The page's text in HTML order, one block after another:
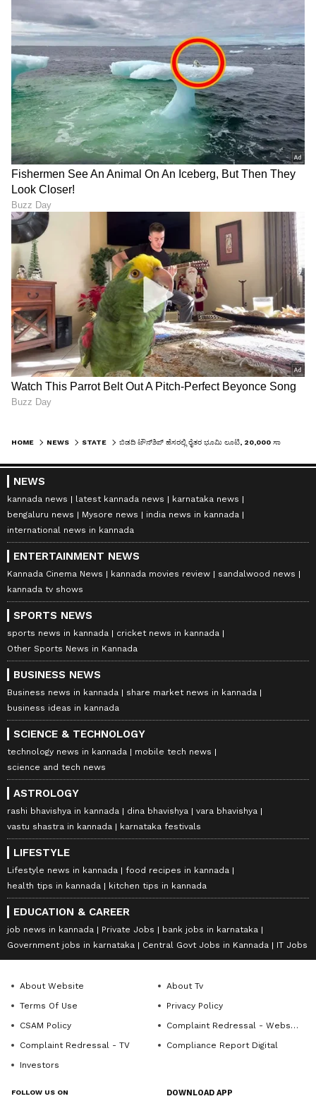
LATEST VIDEOS
"ರಾಜಕೀಯ ಬೇಡ, ಸಿನಿಮಾನೇ ಪ್ರಾಣ":
ಕನಕೋತ್ಸವದಲ್ಲಿ ರಿಷಬ್ ಶೆಟ್ಟಿ | Rishab
Shetty speech | Suvarna News
ಶೇ.50 ರಿಂದ ಶೇ.18 ಕ್ಕೆ TAX ಇಳಿಕೆ: ಮೋದಿ-
ಟ್ರಂಪ್ ಐತಿಹಾಸಿಕ ಒಪ್ಪಂದ | India US
Trade Deal | Party Rounds
HOME NEWS STATE
NEWS
kannada news latest kannada news
karnataka news
bengaluru news
Mysore news
india news in kannada
international news in kannada
ENTERTAINMENT NEWS
Kannada Cinema News kannada movies review
sandalwood news
kannada tv shows
SPORTS NEWS
sports news in kannada
cricket news in kannada
Other Sports News in Kannada
BUSINESS NEWS
Business news in kannada
share market news in kannada
business ideas in kannada
SCIENCE & TECHNOLOGY
technology news in kannada
mobile tech news
science and tech news
ASTROLOGY
rashi bhavishya in kannada dina bhavishya
vara bhavishya
vastu shastra in kannada
karnataka festivals
LIFESTYLE
Lifestyle news in kannada
food recipes in kannada
health tips in kannada
kitchen tips in kannada
EDUCATION & CAREER
job news in kannada Private Jobs
bank jobs in karnataka
Government jobs in karnataka
Central Govt Jobs in Kannada IT Jobs
About Website
About Tv
Terms Of Use
Privacy Policy
CSAM Policy
Complaint Redressal - Website
Complaint Redressal - TV
Compliance Report Digital
Investors
FOLLOW US ON DOWNLOAD APP